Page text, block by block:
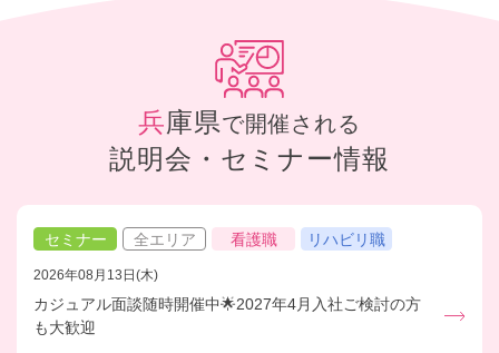
兵庫県で開催される
説明会・セミナー情報
セミナー 全エリア 看護職 リハビリ職
2026年08月13日(木)
カジュアル面談随時開催中🌟2027年4月入社ご検討の方
も大歓迎